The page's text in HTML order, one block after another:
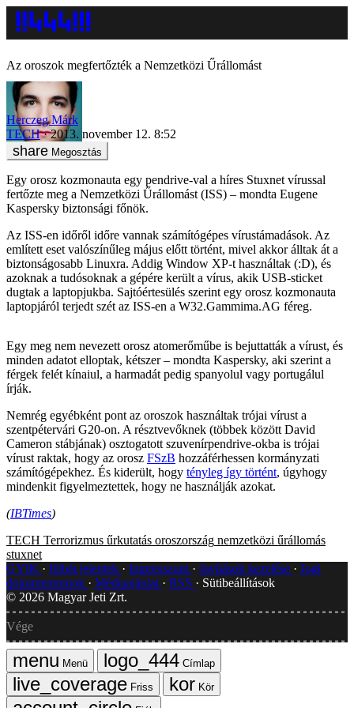
Az oroszok megfertőzték a Nemzetközi Űrállomást
Herczeg Márk
TECH
2013. november 12. 8:52
Megosztás
Egy orosz kozmonauta egy pendrive-val a híres Stuxnet vírussal
fertőzte meg a Nemzetközi Űrállomást (ISS) – mondta Eugene
Kaspersky biztonsági főnök.
Az ISS-en időről időre vannak számítógépes vírustámadások. Az
említett eset valószínűleg május előtt történt, mivel akkor álltak át a
biztonságosabb Linuxra. Addig Window XP-t használtak (:D), és
azoknak a tudósoknak a gépére került a vírus, akik USB-sticket
dugtak a laptopjukba. Sajtóértesülés szerint egy orosz kozmonauta
laptopjáról terjedt szét az ISS-en a W32.Gammima.AG féreg.
Egy meg nem nevezett orosz atomerőműbe is bejuttatták a vírust, és
minden adatot elloptak, kétszer – mondta Kaspersky, aki szerint a
férgek felét kínaiul, a harmadát pedig spanyolul vagy portugálul
írják.
Nemrég egyébként pont az oroszok használtak trójai vírust a
szentpétervári G20-on. A résztvevőknek (többek között David
Cameron stábjának) osztogatott szuvenírpendrive-okba is trójai
vírust raktak, hogy az orosz FSzB hozzáférhessen kormányzati
számítógépekhez. És kiderült, hogy tényleg így történt, úgyhogy
mindenkit figyelmeztettek, hogy ne használják azokat.
(IBTimes)
TECH Terrorizmus űrkutatás oroszország nemzetközi űrállomás
stuxnet
GYIK
Hibát jelentek Impresszum Javítások kezelése
Jogi
dokumentumok
Médiaajánlat RSS
Sütibeállítások
© 2026 Magyar Jeti Zrt.
Vége
Menü
Címlap
Friss
Kör